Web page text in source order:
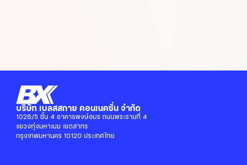
บริษัท เบลสสกาย คอนเนคชั่น จำกัด
1028/5 ชั้น 4 อาคารพงษ์อมร ถนนพระรามที่ 4
แขวงทุ่งมหาเมฆ เขตสาทร
กรุงเทพมหานคร 10120 ประเทศไทย